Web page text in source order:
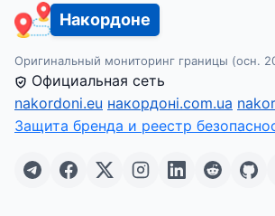
Накордоне
Оригинальный мониторинг границы (осн.
Официальная сеть
nakordoni.eu накордоні.com.ua
Защита бренда и реестр